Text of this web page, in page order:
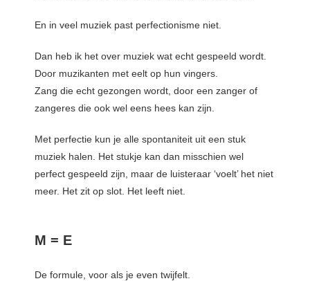
En in veel muziek past perfectionisme niet.
Dan heb ik het over muziek wat echt gespeeld wordt.
Door muzikanten met eelt op hun vingers.
Zang die echt gezongen wordt, door een zanger of
zangeres die ook wel eens hees kan zijn.
Met perfectie kun je alle spontaniteit uit een stuk
muziek halen. Het stukje kan dan misschien wel
perfect gespeeld zijn, maar de luisteraar ‘voelt’ het niet
meer. Het zit op slot. Het leeft niet.
M = E
De formule, voor als je even twijfelt.